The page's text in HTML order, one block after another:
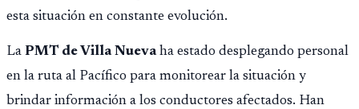
esta situación en constante evolución.
La PMT de Villa Nuevaha estado desplegando personal
en la ruta al Pacífico para monitorear la situación y
brindar información a los conductores afectados. Han